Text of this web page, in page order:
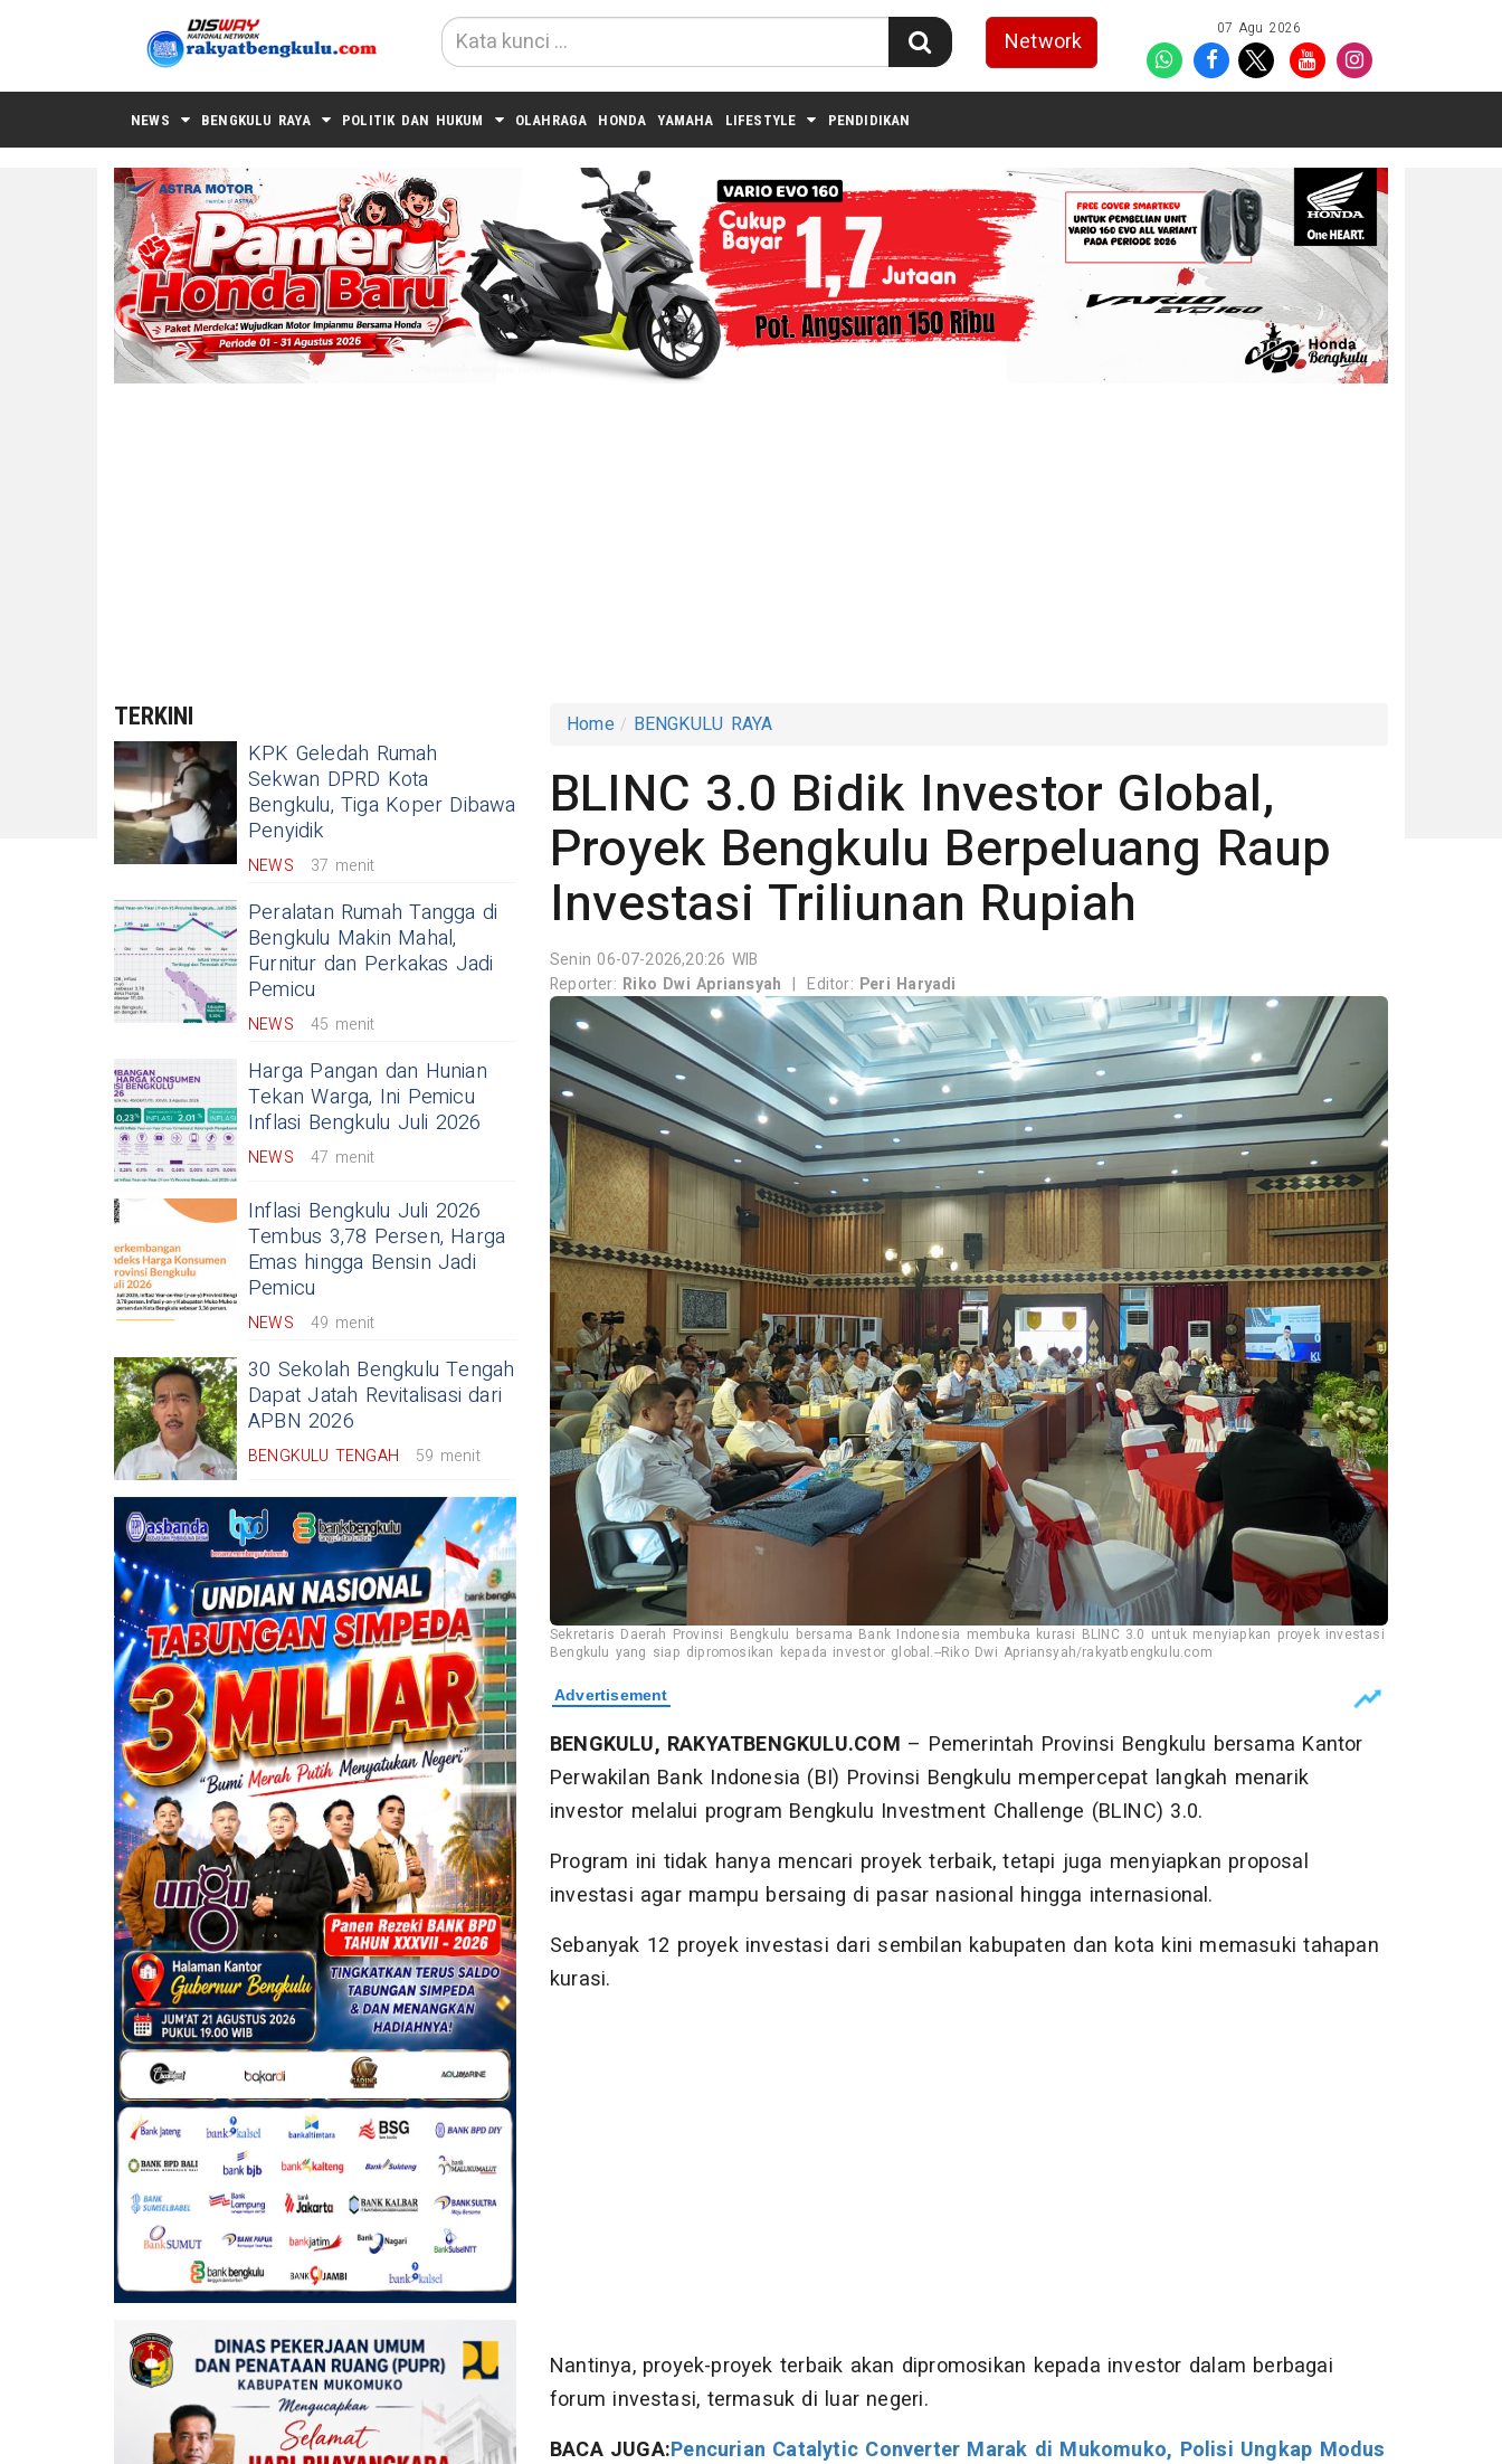
Network 07 Agu 2026
NEWS BENGKULU RAYA POLITIK DAN HUKUM OLAHRAGA HONDA YAMAHA LIFESTYLE PENDIDIKAN
TERKINI
KPK Geledah Rumah
Sekwan DPRD Kota
Bengkulu, Tiga Koper Dibawa
Penyidik
NEWS 37 menit
Peralatan Rumah Tangga di
Bengkulu Makin Mahal,
Furnitur dan Perkakas Jadi
Pemicu
NEWS 45 menit
Harga Pangan dan Hunian
Tekan Warga, Ini Pemicu
Inflasi Bengkulu Juli 2026
NEWS 47 menit
Inflasi Bengkulu Juli 2026
Tembus 3,78 Persen, Harga
Emas hingga Bensin Jadi
Pemicu
NEWS 49 menit
30 Sekolah Bengkulu Tengah
Dapat Jatah Revitalisasi dari
APBN 2026
BENGKULU TENGAH 59 menit
Home BENGKULU RAYA
BLINC 3.0 Bidik Investor Global,
Proyek Bengkulu Berpeluang Raup
Investasi Triliunan Rupiah
Senin 06-07-2026,20:26 WIB
Reporter: Riko Dwi Apriansyah | Editor: Peri Haryadi
Sekretaris Daerah Provinsi Bengkulu bersama Bank Indonesia membuka kurasi BLINC 3.0 untuk menyiapkan proyek investasi
Bengkulu yang siap dipromosikan kepada investor global.--Riko Dwi Apriansyah/rakyatbengkulu.com
BENGKULU, RAKYATBENGKULU.COM – Pemerintah Provinsi Bengkulu bersama Kantor
Perwakilan Bank Indonesia (BI) Provinsi Bengkulu mempercepat langkah menarik
investor melalui program Bengkulu Investment Challenge (BLINC) 3.0.
Program ini tidak hanya mencari proyek terbaik, tetapi juga menyiapkan proposal
investasi agar mampu bersaing di pasar nasional hingga internasional.
Sebanyak 12 proyek investasi dari sembilan kabupaten dan kota kini memasuki tahapan
kurasi.
Nantinya, proyek-proyek terbaik akan dipromosikan kepada investor dalam berbagai
forum investasi, termasuk di luar negeri.
BACA JUGA:Pencurian Catalytic Converter Marak di Mukomuko, Polisi Ungkap Modus